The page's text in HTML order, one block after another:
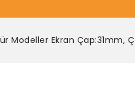
Modeller Ekran